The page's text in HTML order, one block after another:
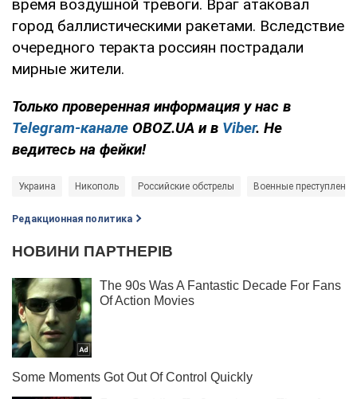
время воздушной тревоги. Враг атаковал
город баллистическими ракетами. Вследствие
очередного теракта россиян пострадали
мирные жители.
Только проверенная информация у нас в
Telegram-канале OBOZ.UA и в Viber. Не
ведитесь на фейки!
Украина Никополь Российские обстрелы Военные
Редакционная политика